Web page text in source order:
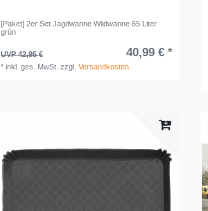
[Paket] 2er Set Jagdwanne Wildwanne 65 Liter
grün
UVP 42,95 € 40,99 € *
*inkl. ges. MwSt. zzgl.Versandkosten